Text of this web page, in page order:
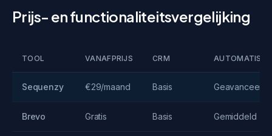
Prijs- en functionaliteitsvergelijking
TOOL VANAFPRIJS CRM
Sequenzy €29/maand Basis Geavanceerd
Brevo Gratis Basis Gemiddeld